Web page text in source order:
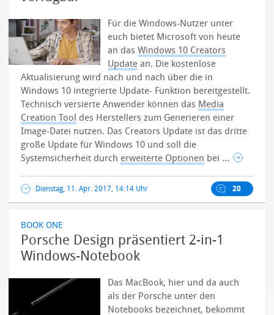
Für die Windows-Nutzer unter
euch bietet Microsoft von heute
an dasWindows 10 Creators
Update an. Die kostenlose
Aktualisierung wird nach und nach über die in
Windows 10 integrierte Update- Funktion bereitgestellt.
Technisch versierte Anwender können das Media
Creation Tool des Herstellers zum Generieren einer
Image-Datei nutzen. Das Creators Update ist das dritte
große Update für Windows 10 und soll die
Systemsicherheit durch erweiterte Optionen bei ...
Dienstag, 11. Apr. 2017, 14:14 Uhr 20
BOOK ONE
Porsche Design präsentiert 2-in-1
Windows-Notebook
Das MacBook, hier und da auch
als der Porsche unter den
Notebooks bezeichnet, bekommt